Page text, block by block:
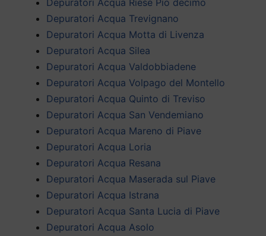
Depuratori Acqua Trevignano
Depuratori Acqua Motta di Livenza
Depuratori Acqua Silea
Depuratori Acqua Valdobbiadene
Depuratori Acqua Volpago del Montello
Depuratori Acqua Quinto di Treviso
Depuratori Acqua San Vendemiano
Depuratori Acqua Mareno di Piave
Depuratori Acqua Loria
Depuratori Acqua Resana
Depuratori Acqua Maserada sul Piave
Depuratori Acqua Istrana
Depuratori Acqua Santa Lucia di Piave
Depuratori Acqua Asolo